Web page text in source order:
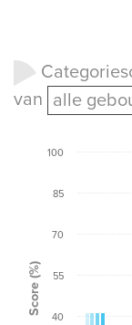
van alle
Score (%)
40
55
70
85
100